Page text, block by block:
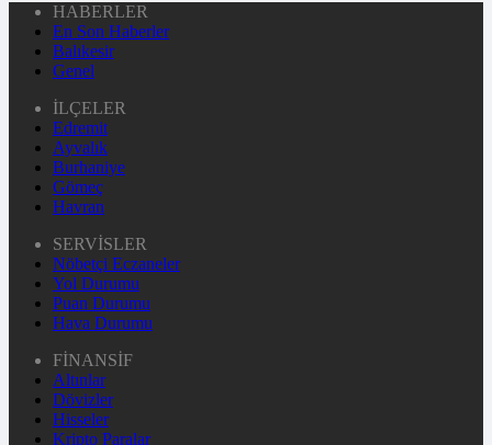
HABERLER
En Son Haberler
Balıkesir
Genel
İLÇELER
Edremit
Ayvalık
Burhaniye
Gömeç
Havran
SERVİSLER
Nöbetçi Eczaneler
Yol Durumu
Puan Durumu
Hava Durumu
FİNANSİF
Altınlar
Dövizler
Hisseler
Kripto Paralar